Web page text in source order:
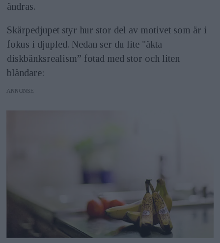
ändras.
Skärpedjupet styr hur stor del av motivet som är i
fokus i djupled. Nedan ser du lite "äkta
diskbänksrealism” fotad med stor och liten
bländare:
ANNONS